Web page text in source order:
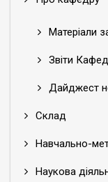
Матеріали
Звіти
Дайджест
Склад
Навчально-
Наукова